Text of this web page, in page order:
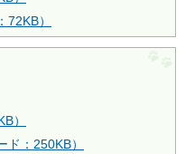
）
）
：250KB）